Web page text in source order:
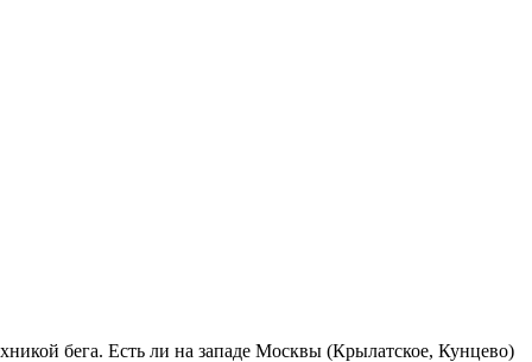
бега. Есть ли на западе Москвы (Крылатское, Кунцево)